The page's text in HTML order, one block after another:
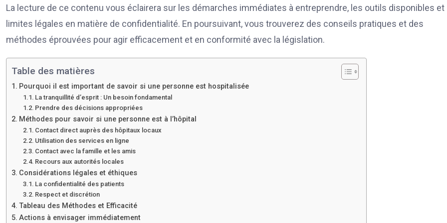
La lecture de ce contenu vous éclairera sur les démarches immédiates à entreprendre, les outils disponibles et
limites légales en matière de confidentialité. En poursuivant, vous trouverez des conseils pratiques et des
méthodes éprouvées pour agir efficacement et en conformité avec la législation.
Table des matières
Pourquoi il est important de savoir si une personne est hospitalisée
La tranquillité d’esprit : Un besoin fondamental
Prendre des décisions appropriées
Méthodes pour savoir si une personne est à l’hôpital
Contact direct auprès des hôpitaux locaux
Utilisation des services en ligne
Contact avec la famille et les amis
Recours aux autorités locales
Considérations légales et éthiques
La confidentialité des patients
Respect et discrétion
Tableau des Méthodes et Efficacité
Actions à envisager immédiatement